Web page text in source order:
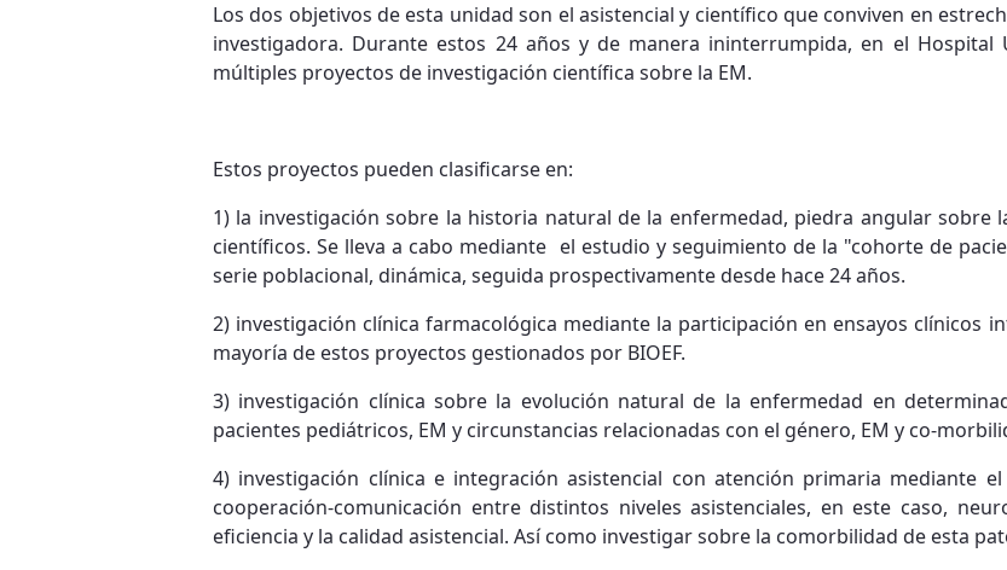
Los dos objetivos de esta unidad son el asistencial y científico que conviven en
investigadora. Durante estos 24 años y de manera ininterrumpida, en el Hospital
múltiples proyectos de investigación científica sobre la EM.
Estos proyectos pueden clasificarse en:
1) la investigación sobre la historia natural de la enfermedad, piedra angular sobre
científicos. Se lleva a cabo mediante el estudio y seguimiento de la "cohorte de
serie poblacional, dinámica, seguida prospectivamente desde hace 24 años.
2) investigación clínica farmacológica mediante la participación en ensayos clínicos
mayoría de estos proyectos gestionados por BIOEF.
3) investigación clínica sobre la evolución natural de la enfermedad en
pacientes pediátricos, EM y circunstancias relacionadas con el género, EM y co-
4) investigación clínica e integración asistencial con atención primaria mediante
cooperación-comunicación entre distintos niveles asistenciales, en este caso,
eficiencia y la calidad asistencial. Así como investigar sobre la comorbilidad de esta